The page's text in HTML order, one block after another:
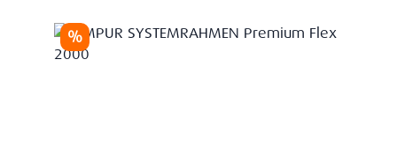
Rabatt
%